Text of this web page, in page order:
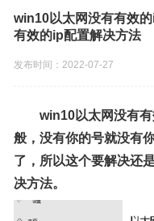
win10以太网没有有效
有效的ip配置解决方法
发布时间：2022-07-27
win10以太网没有有
般，没有你的号就没有
了，所以这个要解决还
决方法。